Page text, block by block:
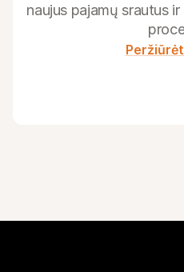
naujus pajamų srautus